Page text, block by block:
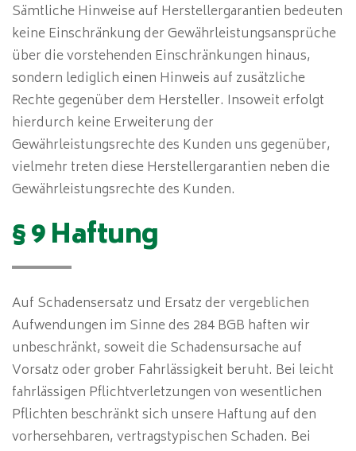
Sämtliche Hinweise auf Herstellergarantien bedeuten
keine Einschränkung der Gewährleistungsansprüche
über die vorstehenden Einschränkungen hinaus,
sondern lediglich einen Hinweis auf zusätzliche
Rechte gegenüber dem Hersteller. Insoweit erfolgt
hierdurch keine Erweiterung der
Gewährleistungsrechte des Kunden uns gegenüber,
vielmehr treten diese Herstellergarantien neben die
Gewährleistungsrechte des Kunden.
§ 9 Haftung
Auf Schadensersatz und Ersatz der vergeblichen
Aufwendungen im Sinne des 284 BGB haften wir
unbeschränkt, soweit die Schadensursache auf
Vorsatz oder grober Fahrlässigkeit beruht. Bei leicht
fahrlässigen Pflichtverletzungen von wesentlichen
Pflichten beschränkt sich unsere Haftung auf den
vorhersehbaren, vertragstypischen Schaden. Bei